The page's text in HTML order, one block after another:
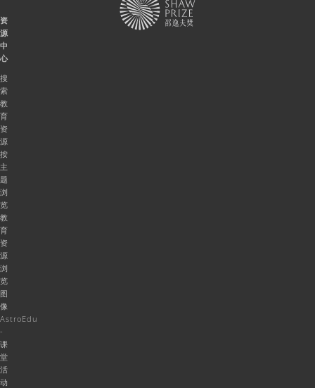
资
源
中
心
搜
索
教
育
资
源
按
主
题
浏
览
教
育
资
源
浏
览
图
像
AstroEdu
-
课
堂
活
动